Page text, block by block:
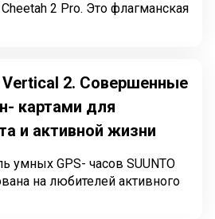
2 Pro. Это флагманская
Vertical 2. Совершенные
картами для
и активной жизни
умных GPS- часов SUUNTO
на любителей активного